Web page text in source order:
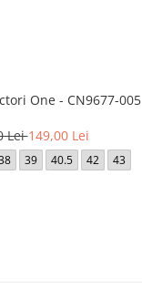
One - CN9677-005
Lei149,00 Lei
39 40.5 42 43